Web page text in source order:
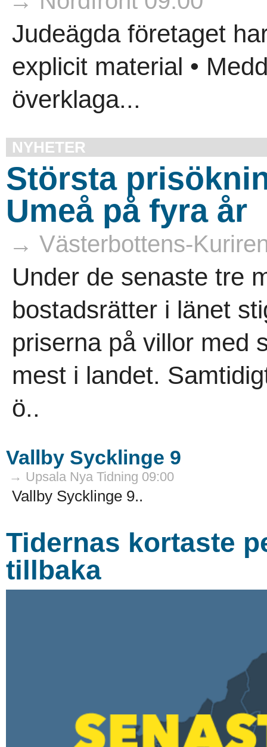
Judeägda företaget
explicit material •
överklaga...
NYHETER
Största
Umeå på fyra år
→ Västerbottens-
Under de senaste tre
bostadsrätter i länet
priserna på villor med
mest i landet.
ö..
Vallby Sycklinge 9
→ Upsala Nya Tidning 09:00
Vallby Sycklinge 9..
Tidernas kortaste
tillbaka